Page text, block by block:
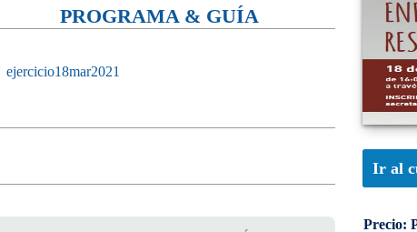
PROGRAMA & GUÍA
ejercicio18mar2021
Ir al
Precio: